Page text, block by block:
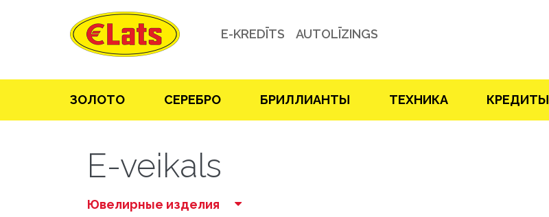
E-KREDĪTS AUTOLĪZINGS
ЗOЛOТO СЕРЕБРO БРИЛЛИАНТЫ ТЕХНИКА КРЕДИТЫ
E-veikals
Ювелирные изделия